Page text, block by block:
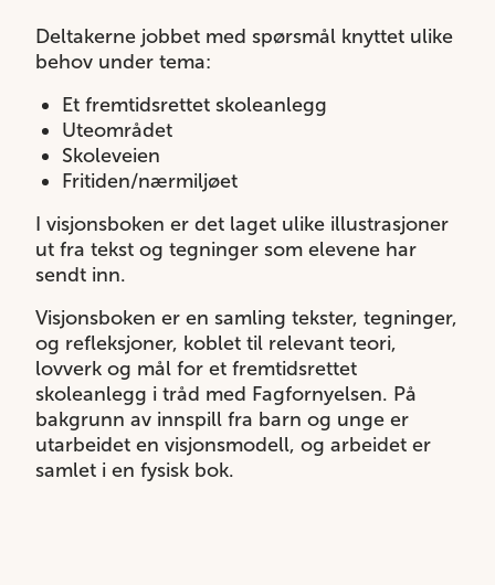
Deltakerne jobbet med spørsmål knyttet ulike
behov under tema:
Et fremtidsrettet skoleanlegg
Uteområdet
Skoleveien
Fritiden/nærmiljøet
I visjonsboken er det laget ulike illustrasjoner
ut fra tekst og tegninger som elevene har
sendt inn.
Visjonsboken er en samling tekster, tegninger,
og refleksjoner, koblet til relevant teori,
lovverk og mål for et fremtidsrettet
skoleanlegg i tråd med Fagfornyelsen. På
bakgrunn av innspill fra barn og unge er
utarbeidet en visjonsmodell, og arbeidet er
samlet i en fysisk bok.